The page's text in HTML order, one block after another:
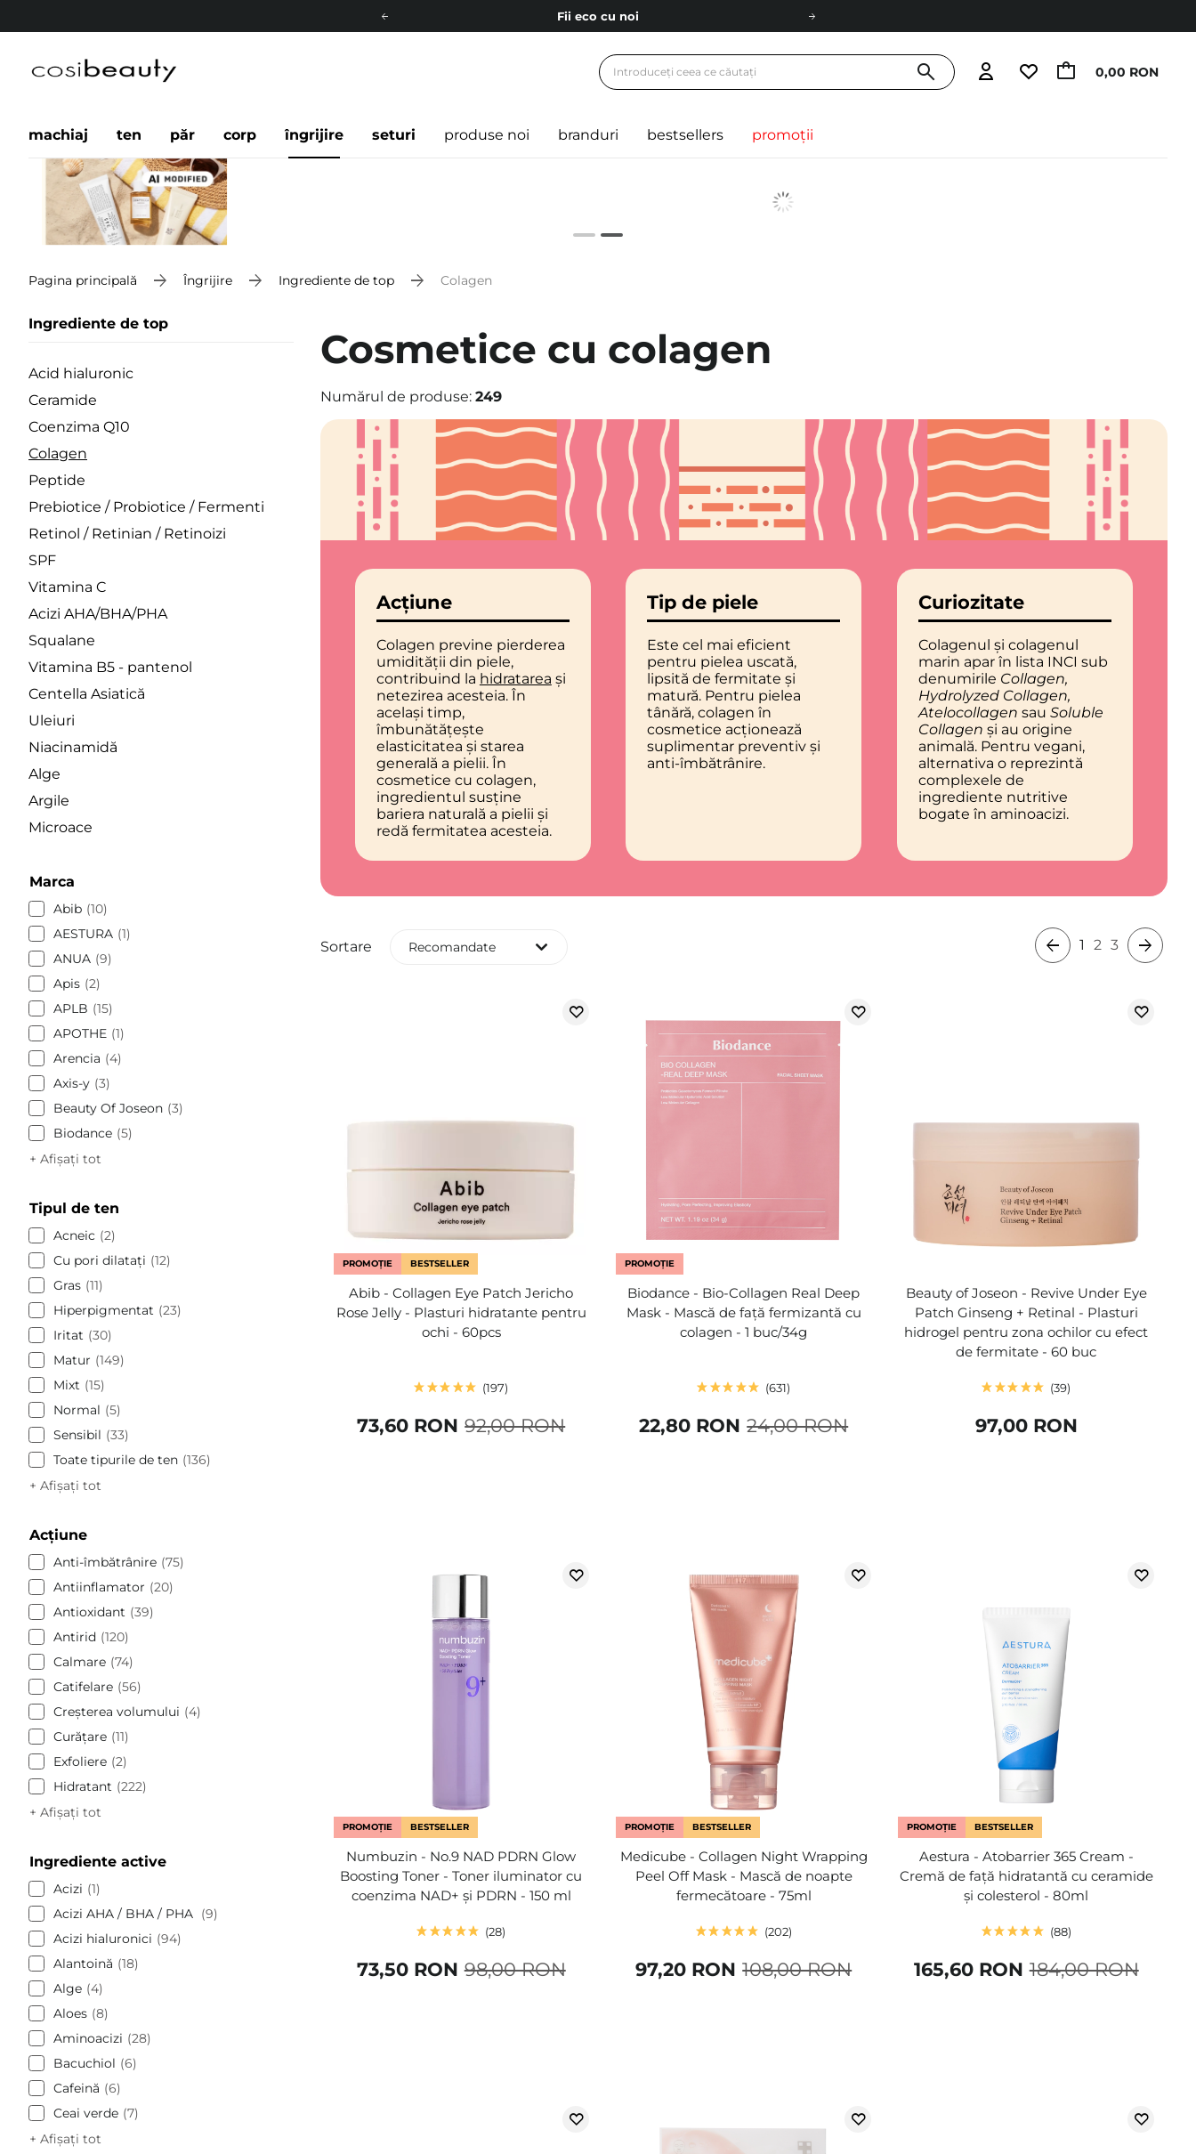
Fii eco cu noi
Livrare mai ieftină pentru comenzile de la 150 RON! 0,00 RON
machiaj ten păr corp îngrijire seturi produse noi branduri bestsellers promoții
Pagina principală Îngrijire Ingrediente de top Colagen
Ingrediente de top
Acid hialuronic
Ceramide
Coenzima Q10
Colagen
Peptide
Prebiotice / Probiotice / Fermenti
Retinol / Retinian / Retinoizi
SPF
Vitamina C
Acizi AHA/BHA/PHA
Squalane
Vitamina B5 - pantenol
Centella Asiatică
Uleiuri
Niacinamidă
Alge
Argile
Microace
Marca
Abib 10
AESTURA 1
ANUA 9
Apis 2
APLB
15
APOTHE 1
Arencia
4
Axis-y 3
Beauty Of Joseon 3
Biodance 5
+ Afișați tot
Tipul de ten
Acneic
2
Cu pori dilatați
12
Gras 11
Hiperpigmentat
23
Iritat
30
Matur
149
Mixt
15
Normal
5
Sensibil
33
Toate tipurile de ten 136
+ Afișați tot
Acțiune
Anti-îmbătrânire 75
Antiinflamator
20
Antioxidant
39
Antirid 120
Calmare 74
Catifelare 56
Creșterea volumului
4
Curăţare 11
Exfoliere 2
Hidratant
222
+ Afișați tot
Ingrediente active
Acizi
1
Acizi AHA / BHA / PHA
9
Acizi hialuronici
94
Alantoină
18
Alge 4
Aloes 8
Aminoacizi
28
Bacuchiol
6
Cafeină
6
Ceai verde 7
+ Afișați tot
Cosmetice cu colagen
Numărul de produse: 249
Acțiune
Colagen previne pierderea
umidității din piele,
contribuind la hidratarea și
netezirea acesteia. În
același timp,
îmbunătățește
elasticitatea și starea
generală a pielii. În
cosmetice cu colagen,
ingredientul susține
bariera naturală a pielii și
redă fermitatea acesteia.
Tip de piele
Este cel mai eficient
pentru pielea uscată,
lipsită de fermitate și
matură. Pentru pielea
tânără, colagen în
cosmetice acționează
suplimentar preventiv și
anti-îmbătrânire.
Curiozitate
Colagenul și colagenul
marin apar în lista INCI sub
denumirile Collagen,
Hydrolyzed Collagen,
Atelocollagen sau Soluble
Collagen și au origine
animală. Pentru vegani,
alternativa o reprezintă
complexele de
ingrediente nutritive
bogate în aminoacizi.
Sortare Recomandate 1 2 3
PROMOȚIE BESTSELLER
Abib - Collagen Eye Patch Jericho
Rose Jelly - Plasturi hidratante pentru
ochi - 60pcs
197
92,00 RON
73,60 RON
PROMOȚIE
Biodance - Bio-Collagen Real Deep
Mask - Mască de față fermizantă cu
colagen - 1 buc/34g
631
24,00 RON
22,80 RON
Beauty of Joseon - Revive Under Eye
Patch Ginseng + Retinal - Plasturi
hidrogel pentru zona ochilor cu efect
de fermitate - 60 buc
39
97,00 RON
PROMOȚIE BESTSELLER
Numbuzin - No.9 NAD PDRN Glow
Boosting Toner - Toner iluminator cu
coenzima NAD+ și PDRN - 150 ml
28
98,00 RON
73,50 RON
PROMOȚIE BESTSELLER
Medicube - Collagen Night Wrapping
Peel Off Mask - Mască de noapte
fermecătoare - 75ml
202
108,00 RON
97,20 RON
PROMOȚIE BESTSELLER
Aestura - Atobarrier 365 Cream -
Cremă de față hidratantă cu ceramide
și colesterol - 80ml
88
184,00 RON
165,60 RON